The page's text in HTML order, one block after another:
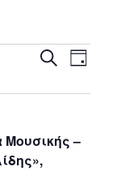
Events
Views
SearchEvent
Views
Day
Μουσικής –